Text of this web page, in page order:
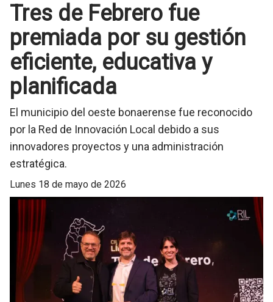
Tres de Febrero fue
premiada por su gestión
eficiente, educativa y
planificada
El municipio del oeste bonaerense fue reconocido
por la Red de Innovación Local debido a sus
innovadores proyectos y una administración
estratégica.
lunes 18 de mayo de 2026